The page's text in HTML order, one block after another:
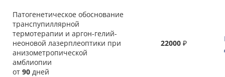
Патогенетическое обоснование
транспупиллярной
термотерапии и аргон-гелий-
неоновой лазерплеоптики при
анизометропической
амблиопии
от 90 дней
22000 ₽